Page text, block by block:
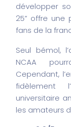
développer
25” offre une
fans de la
Seul bémol,
NCAA
Cependant,
fidèlement
universitaire
les amateurs